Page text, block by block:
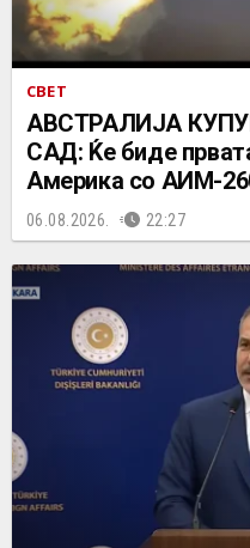
СВЕТ
АВСТРАЛИЈА
САД: Ќе биде
Америка со АИМ-
06.08.2026. 22:27